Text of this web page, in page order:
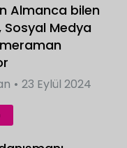
Almanca bilen
Medya
23 Eylül 2024